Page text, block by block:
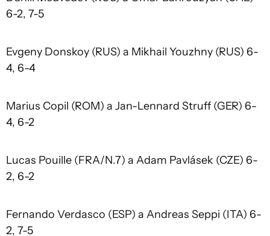
6-2, 7-5
Evgeny Donskoy (RUS) a Mikhail Youzhny (RUS) 6-
4, 6-4
Marius Copil (ROM) a Jan-Lennard Struff (GER) 6-
4, 6-2
Lucas Pouille (FRA/N.7) a Adam Pavlásek (CZE) 6-
2, 6-2
Fernando Verdasco (ESP) a Andreas Seppi (ITA) 6-
2, 7-5